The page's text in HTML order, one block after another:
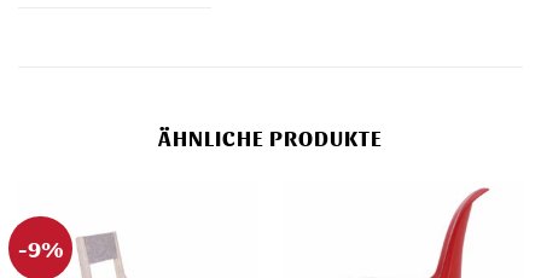
ÄHNLICHE PRODUKTE
-9%